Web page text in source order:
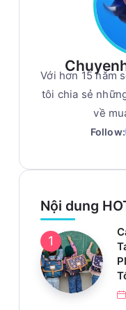
Với hơn 15 năm
tôi chia sẻ
về
Follow:
Nội dung